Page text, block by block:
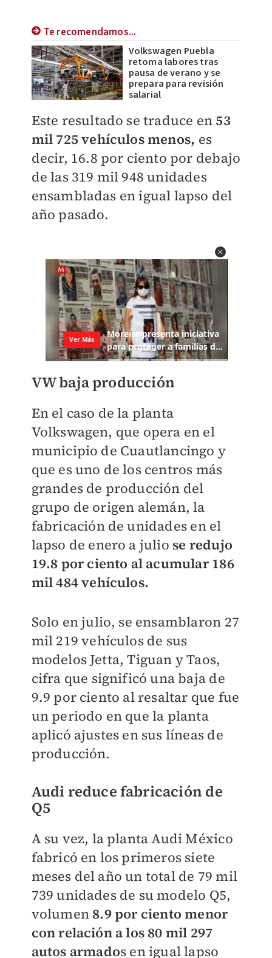
Te recomendamos...
Volkswagen Puebla
retoma labores tras
pausa de verano y se
prepara para revisión
salarial
Este resultado se traduce en 53
mil 725 vehículos menos, es
decir, 16.8 por ciento por debajo
de las 319 mil 948 unidades
ensambladas en igual lapso del
año pasado.
VW baja producción
En el caso de la planta
Volkswagen, que opera en el
municipio de Cuautlancingo y
que es uno de los centros más
grandes de producción del
grupo de origen alemán, la
fabricación de unidades en el
lapso de enero a julio se redujo
19.8 por ciento al acumular 186
mil 484 vehículos.
Solo en julio, se ensamblaron 27
mil 219 vehículos de sus
modelos Jetta, Tiguan y Taos,
cifra que significó una baja de
9.9 por ciento al resaltar que fue
un periodo en que la planta
aplicó ajustes en sus líneas de
producción.
Audi reduce fabricación de
Q5
A su vez, la planta Audi México
fabricó en los primeros siete
meses del año un total de 79 mil
739 unidades de su modelo Q5,
volumen 8.9 por ciento menor
con relación a los 80 mil 297
autos armados en igual lapso